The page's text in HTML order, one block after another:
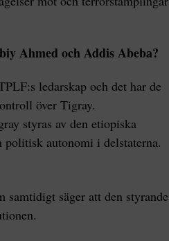
Ahmed och Addis Abeba?
ledarskap och det har de
över Tigray.
styras av den etiopiska
politisk autonomi i delstaterna.
samtidigt säger att den styrande